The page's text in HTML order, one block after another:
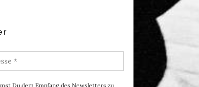
Du dem Empfang des Newsletters zu